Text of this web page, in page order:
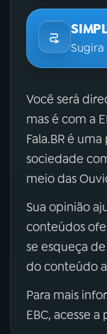
Você será
mas é com a
Fala.BR é
sociedade
meio das
Sua opinião
conteúdos
se esqueça
do conteúdo
Para mais
EBC, acesse